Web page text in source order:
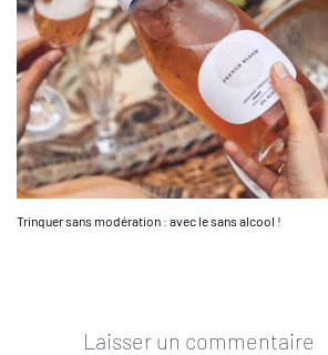
Trinquer sans modération : avec le sans alcool !
Laisser un commentaire